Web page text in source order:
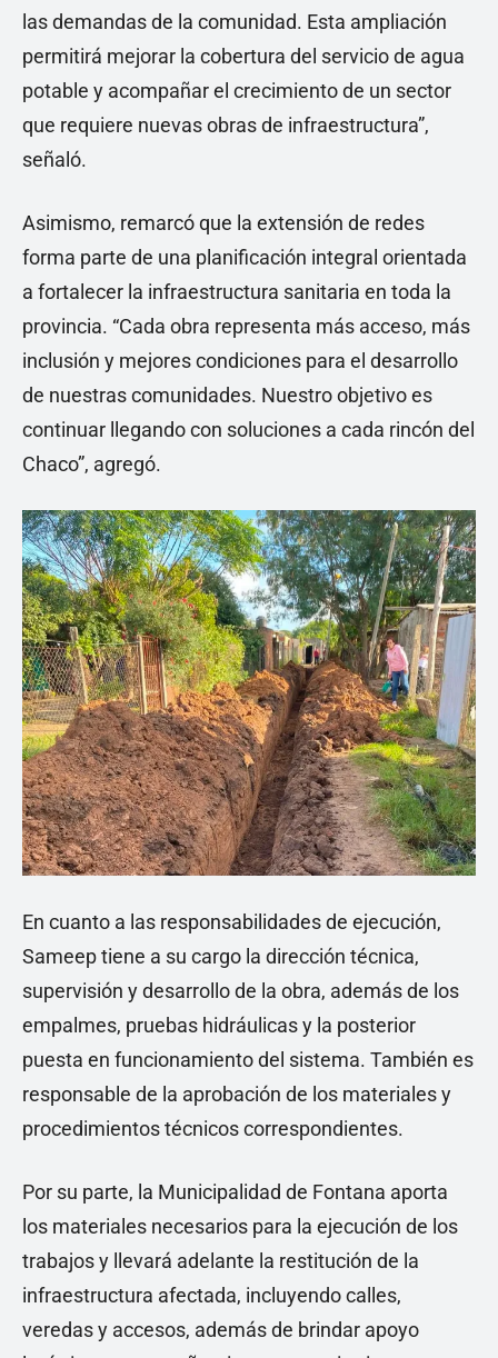
las demandas de la comunidad. Esta ampliación
permitirá mejorar la cobertura del servicio de agua
potable y acompañar el crecimiento de un sector
que requiere nuevas obras de infraestructura”,
señaló.
Asimismo, remarcó que la extensión de redes
forma parte de una planificación integral orientada
a fortalecer la infraestructura sanitaria en toda la
provincia. “Cada obra representa más acceso, más
inclusión y mejores condiciones para el desarrollo
de nuestras comunidades. Nuestro objetivo es
continuar llegando con soluciones a cada rincón del
Chaco”, agregó.
En cuanto a las responsabilidades de ejecución,
Sameep tiene a su cargo la dirección técnica,
supervisión y desarrollo de la obra, además de los
empalmes, pruebas hidráulicas y la posterior
puesta en funcionamiento del sistema. También es
responsable de la aprobación de los materiales y
procedimientos técnicos correspondientes.
Por su parte, la Municipalidad de Fontana aporta
los materiales necesarios para la ejecución de los
trabajos y llevará adelante la restitución de la
infraestructura afectada, incluyendo calles,
veredas y accesos, además de brindar apoyo